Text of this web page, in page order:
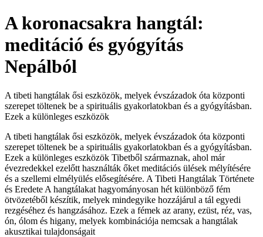
A koronacsakra hangtál:
meditáció és gyógyítás
Nepálból
A tibeti hangtálak ősi eszközök, melyek évszázadok óta központi
szerepet töltenek be a spirituális gyakorlatokban és a gyógyításban.
Ezek a különleges eszközök
A tibeti hangtálak ősi eszközök, melyek évszázadok óta központi
szerepet töltenek be a spirituális gyakorlatokban és a gyógyításban.
Ezek a különleges eszközök Tibetből származnak, ahol már
évezredekkel ezelőtt használták őket meditációs ülések mélyítésére
és a szellemi elmélyülés elősegítésére. A Tibeti Hangtálak Története
és Eredete A hangtálakat hagyományosan hét különböző fém
ötvözetéből készítik, melyek mindegyike hozzájárul a tál egyedi
rezgéséhez és hangzásához. Ezek a fémek az arany, ezüst, réz, vas,
ón, ólom és higany, melyek kombinációja nemcsak a hangtálak
akusztikai tulajdonságait